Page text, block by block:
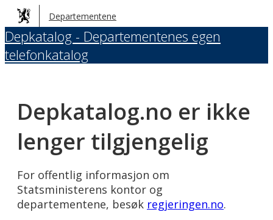
Hopp
til
hovedinnhold
Departementene
Depkatalog - Departementenes egen
telefonkatalog
Depkatalog.no er ikke
lenger tilgjengelig
For offentlig informasjon om
Statsministerens kontor og
departementene, besøk regjeringen.no.